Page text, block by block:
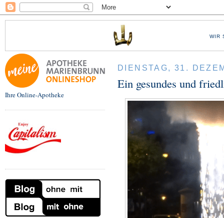
WIR
Ihre Online-Apotheke
DIENSTAG, 31.
Ein gesundes und